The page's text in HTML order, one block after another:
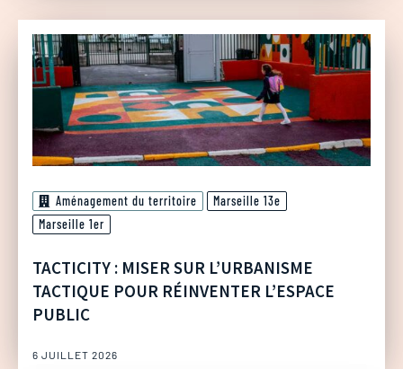
Aménagement du territoire
Marseille 13e
Marseille 1er
TACTICITY : MISER SUR L’URBANISME
TACTIQUE POUR RÉINVENTER L’ESPACE
PUBLIC
6 JUILLET 2026